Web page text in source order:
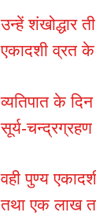
उन्हें शंखोद्धार
एकादशी व्रत
व्यतिपात के
सूर्य-
वही पुण्य
तथा एक लाख